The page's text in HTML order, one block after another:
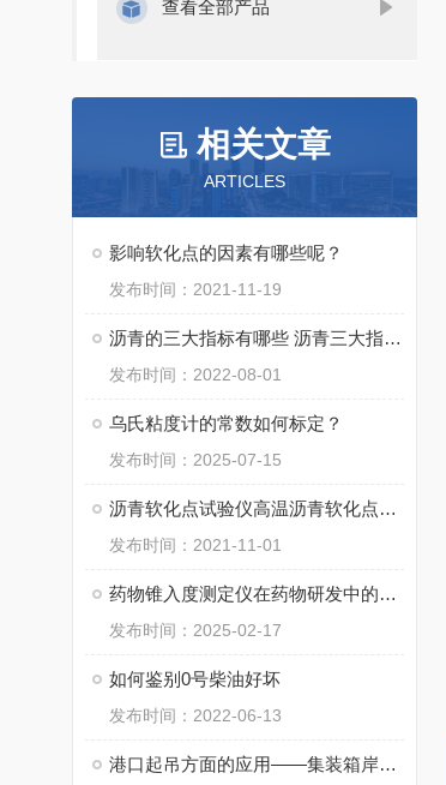
查看全部产品
相关文章
ARTICLES
影响软化点的因素有哪些呢？
发布时间：2021-11-19
沥青的三大指标有哪些 沥青三大指标讲的是什么?
发布时间：2022-08-01
乌氏粘度计的常数如何标定？
发布时间：2025-07-15
沥青软化点试验仪高温沥青软化点测定仪适用范围技术参数测量范围及执行标准
发布时间：2021-11-01
药物锥入度测定仪在药物研发中的应用
发布时间：2025-02-17
如何鉴别0号柴油好坏
发布时间：2022-06-13
港口起吊方面的应用——集装箱岸吊起升齿轮箱故障分析